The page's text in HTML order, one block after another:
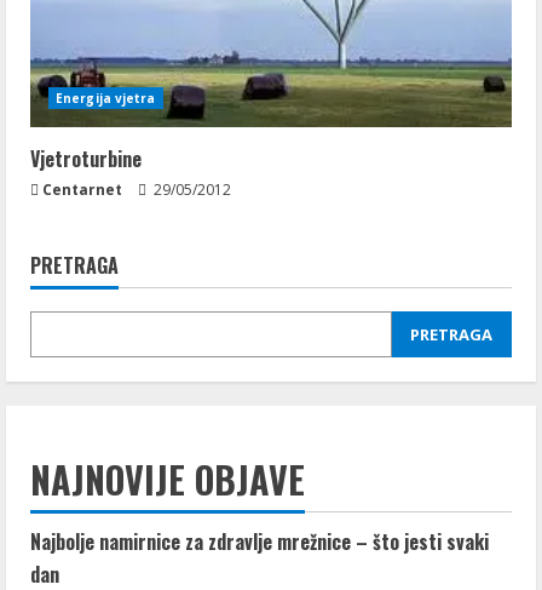
Energija vjetra
Vjetroturbine
Centarnet 29/05/2012
PRETRAGA
PRETRAGA
NAJNOVIJE OBJAVE
Najbolje namirnice za zdravlje mrežnice – što jesti svaki
dan